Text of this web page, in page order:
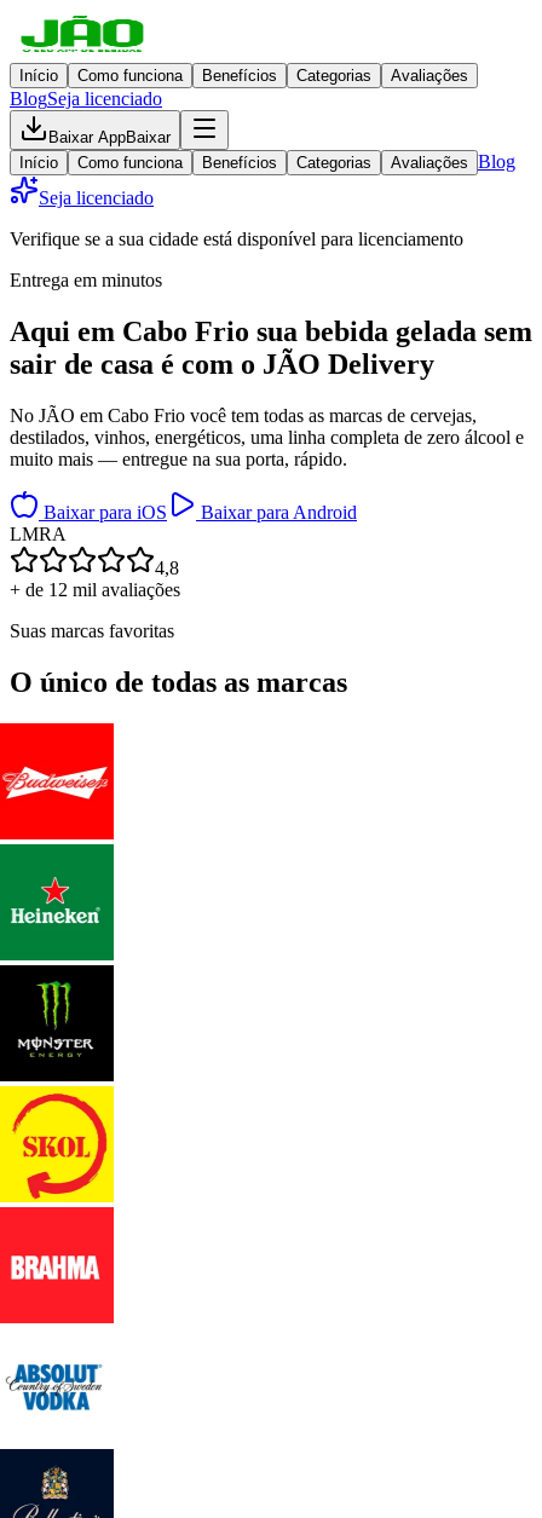
Início Como funciona Benefícios Categorias Avaliações
BlogSeja licenciado
Baixar AppBaixar
Início
Como funciona Benefícios Categorias Avaliações Blog
Seja licenciado
Verifique se a sua cidade está disponível para licenciamento
Entrega em minutos
Aqui em Cabo Frio sua bebida gelada sem
sair de casa é com o JÃO Delivery
No JÃO em Cabo Frio você tem todas as marcas de cervejas,
destilados, vinhos, energéticos, uma linha completa de zero álcool e
muito mais — entregue na sua porta, rápido.
Baixar para iOS
Baixar para Android
LMRA
4,8
+ de 12 mil avaliações
Suas marcas favoritas
O único de todas as marcas